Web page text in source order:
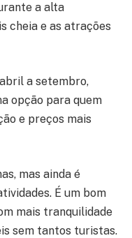
a alta
cheia e as atrações
a setembro,
opção para quem
e preços mais
mas ainda é
É um bom
mais tranquilidade
sem tantos turistas.